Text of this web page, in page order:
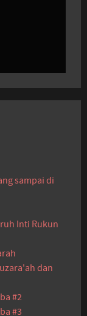
sampai di
Inti Rukun
dan
#2
#3